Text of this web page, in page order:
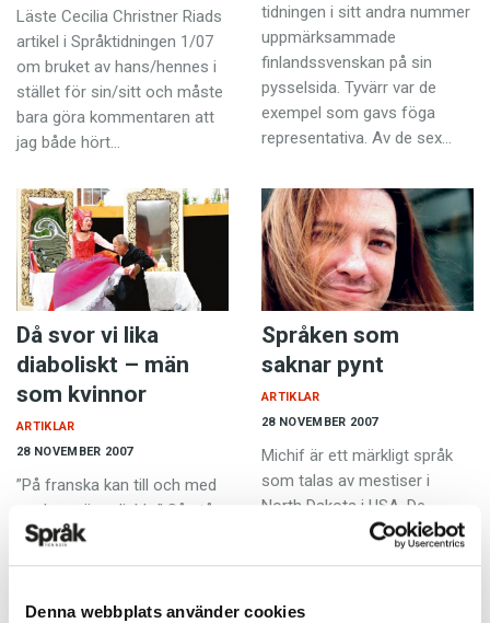
Denna webbplats använder cookies
Läste Cecilia Christner Riads
artikel i Språktidningen 1/07
om bruket av hans/hennes i
stället för sin/sitt och måste
bara göra kommentaren att
jag både hört…
tidningen i sitt andra nummer
uppmärksammade
finlandssvenskan på sin
pysselsida. Tyvärr var de
exempel som gavs föga
representativa. Av de sex…
Då svor vi lika
diaboliskt – män
som kvinnor
28 NOVEMBER 2007
ARTIKLAR
”På franska kan till och med
en dam säga diable.” Så står
det under uppslagsordet
artikelförfattarens sätt…
Språken som
saknar pynt
28 NOVEMBER 2007
ARTIKLAR
Michif är ett märkligt språk
som talas av mestiser i
North Dakota i USA. De
härstammar från
kanadensiska pälsjägare och
Språket skapades…